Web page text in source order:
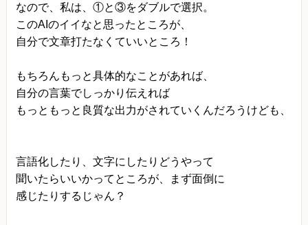
なので、私は、①と③をダブルで選択。
このAIのイイなと思ったところが、
自分で文章打たなくていいところ！
もちろんもっと具体的なことがあれば、
自分の言葉でしっかり伝えれば
もっともっと良質な出力がされていくんだろうけども、
言語化したり、文字にしたりどうやって
聞いたらいいかってところが、まず面倒に
感じたりするじゃん？